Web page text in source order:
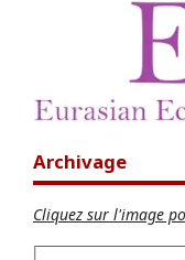
Archivage
Cliquez sur l'image